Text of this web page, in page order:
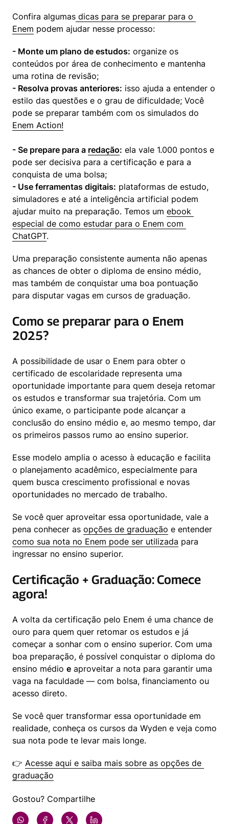
Confira algumas dicas para se preparar para o
Enem podem ajudar nesse processo:
- Monte um plano de estudos: organize os
conteúdos por área de conhecimento e mantenha
- Resolva provas anteriores: isso ajuda a entender o
estilo das questões e o grau de dificuldade; Você
Enem Action!
- Se prepare para a redação: ela vale 1.000 pontos e
pode ser decisiva para a certificação e para a
- Use ferramentas digitais: plataformas de estudo,
simuladores e até a inteligência artificial podem
ajudar muito na preparação. Temos um ebook
especial de como estudar para o Enem com
ChatGPT.
Uma preparação consistente aumenta não apenas
as chances de obter o diploma de ensino médio,
mas também de conquistar uma boa pontuação
para disputar vagas em cursos de graduação.
Como se preparar para o Enem
2025?
A possibilidade de usar o Enem para obter o
certificado de escolaridade representa uma
oportunidade importante para quem deseja retomar
os estudos e transformar sua trajetória. Com um
único exame, o participante pode alcançar a
conclusão do ensino médio e, ao mesmo tempo, dar
os primeiros passos rumo ao ensino superior.
Esse modelo amplia o acesso à educação e facilita
o planejamento acadêmico, especialmente para
quem busca crescimento profissional e novas
oportunidades no mercado de trabalho.
Se você quer aproveitar essa oportunidade, vale a
pena conhecer as opções de graduação
como sua nota no Enem pode ser utilizada para
ingressar no ensino superior.
Certificação + Graduação: Comece
agora!
A volta da certificação pelo Enem é uma chance de
ouro para quem quer retomar os estudos e já
começar a sonhar com o ensino superior. Com uma
boa preparação, é possível conquistar o diploma do
ensino médio e aproveitar a nota para garantir uma
vaga na faculdade — com bolsa, financiamento ou
acesso direto.
Se você quer transformar essa oportunidade em
realidade, conheça os cursos da Wyden e veja como
sua nota pode te levar mais longe.
👉 Acesse aqui e saiba mais sobre as opções de
graduação
Gostou? Compartilhe